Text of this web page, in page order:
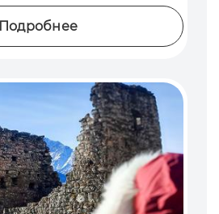
Подробнее